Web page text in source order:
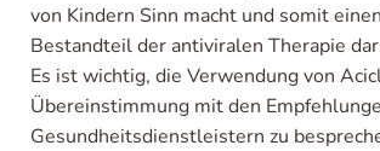
von Kindern Sinn macht und somit
Bestandteil der antiviralen Therapie
Es ist wichtig, die Verwendung von
Übereinstimmung mit den
Gesundheitsdienstleistern zu